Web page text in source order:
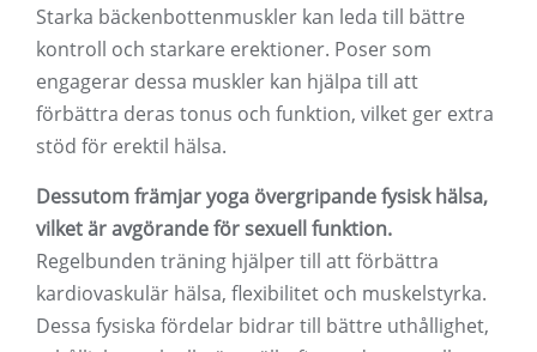
Starka bäckenbottenmuskler kan leda till bättre
kontroll och starkare erektioner. Poser som
engagerar dessa muskler kan hjälpa till att
förbättra deras tonus och funktion, vilket ger extra
stöd för erektil hälsa.
Dessutom främjar yoga övergripande fysisk hälsa,
vilket är avgörande för sexuell funktion.
Regelbunden träning hjälper till att förbättra
kardiovaskulär hälsa, flexibilitet och muskelstyrka.
Dessa fysiska fördelar bidrar till bättre uthållighet,